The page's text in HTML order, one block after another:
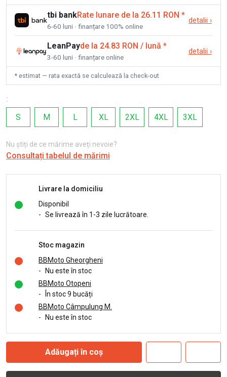
tbi bankRate lunare de la 26.11 RON *
6-60 luni · finanțare 100% online
detalii ›
LeanPayde la 24.83 RON / lună *
3-60 luni · finanțare online
detalii ›
* estimat — rata exactă se calculează la check-out
:
S
M L XL 2XL 4XL 3XL
Nu știți de ce mărime aveți nevoie?
Consultați tabelul de mărimi
Livrare la domiciliu
Disponibil
- Se livrează în 1-3 zile lucrătoare.
Stoc magazin
BBMoto Gheorgheni
-
Nu este în stoc
BBMoto Otopeni
-
În stoc 9 bucăți
BBMoto Câmpulung M.
-
Nu este în stoc
Adăugați în coș